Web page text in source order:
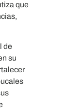
que
de
su